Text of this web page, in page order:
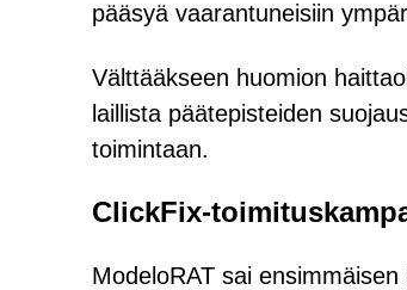
pääsyä vaarantuneisiin
Välttääkseen huomion
laillista päätepisteiden
toimintaan.
ClickFix-
ModeloRAT sai